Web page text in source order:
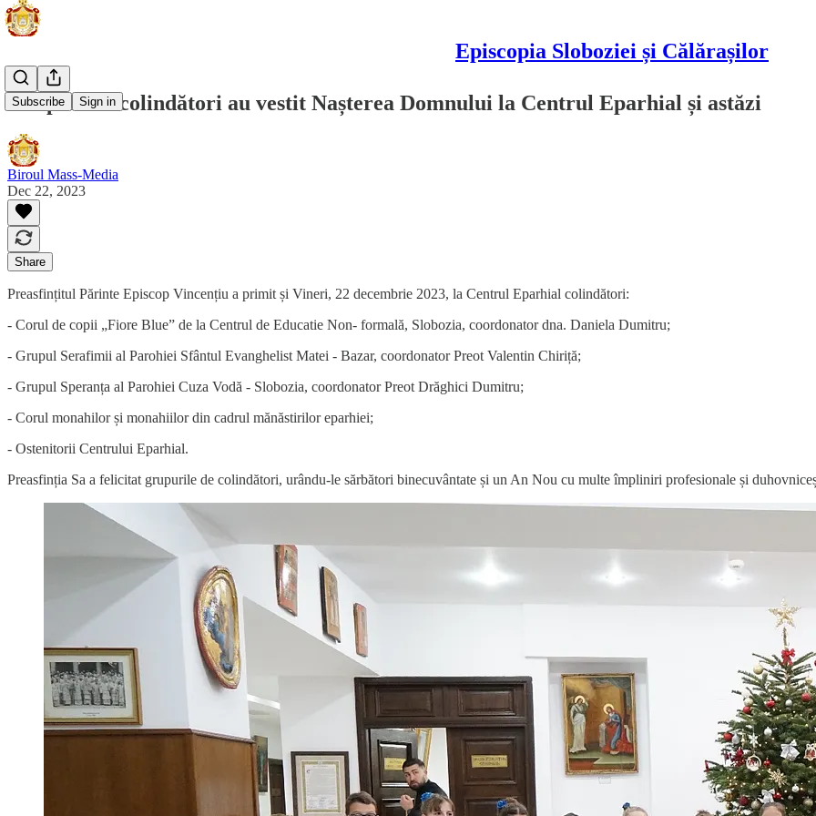
Episcopia Sloboziei și Călărașilor
Subscribe Sign in
Grupuri de colindători au vestit Nașterea Domnului la Centrul Eparhial și astăzi
Biroul Mass-Media
Dec 22, 2023
Share
Preasfințitul Părinte Episcop Vincențiu a primit și Vineri, 22 decembrie 2023, la Centrul Eparhial colindători:
- Corul de copii „Fiore Blue” de la Centrul de Educatie Non- formală, Slobozia, coordonator dna. Daniela Dumitru;
- Grupul Serafimii al Parohiei Sfântul Evanghelist Matei - Bazar, coordonator Preot Valentin Chiriță;
- Grupul Speranța al Parohiei Cuza Vodă - Slobozia, coordonator Preot Drăghici Dumitru;
- Corul monahilor și monahiilor din cadrul mănăstirilor eparhiei;
- Ostenitorii Centrului Eparhial.
Preasfinția Sa a felicitat grupurile de colindători, urându-le sărbători binecuvântate și un An Nou cu multe împliniri profesionale și